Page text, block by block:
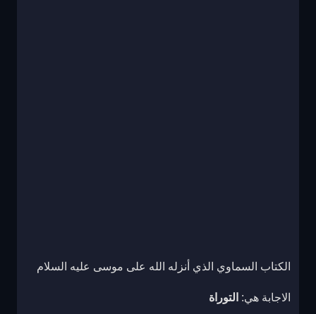
الكتاب السماوي الذي أنزله الله على موسى عليه السلام
الاجابة هي: التوراة